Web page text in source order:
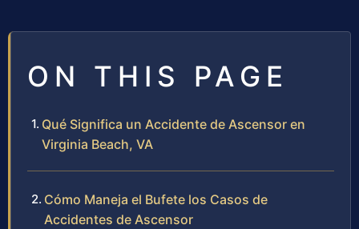
ON THIS PAGE
Qué Significa un Accidente de Ascensor en
Virginia Beach, VA
Cómo Maneja el Bufete los Casos de
Accidentes de Ascensor